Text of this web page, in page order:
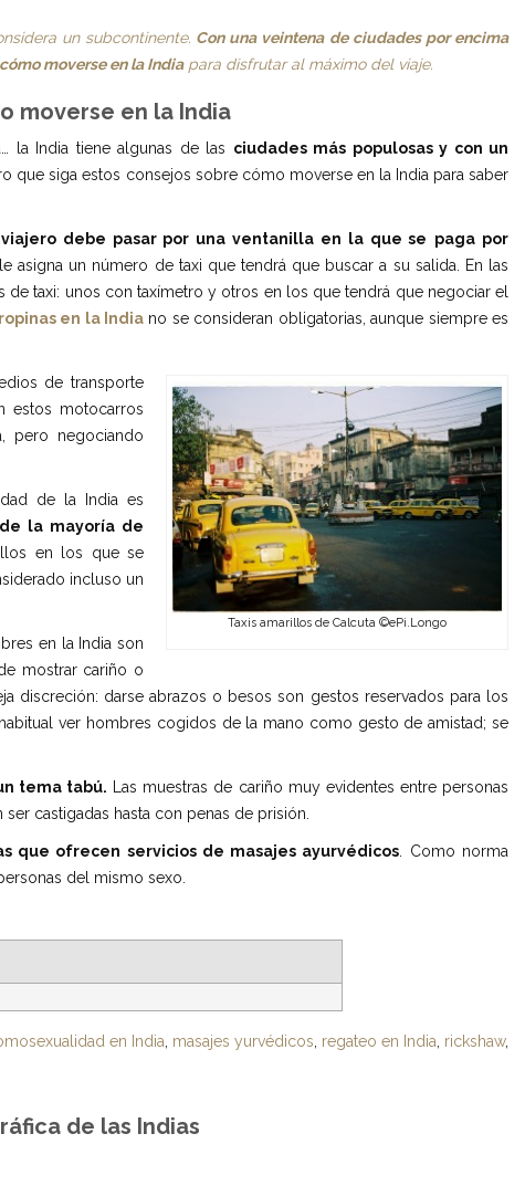
un subcontinente. Con una veintena de ciudades por encima
moverse en la Indiapara disfrutar al máximo del viaje.
moverse en la India
la India tiene algunas de las ciudades más populosas y con un
que siga estos consejos sobre cómo moverse en la India para saber
debe pasar por una ventanilla en la que se paga por
le asigna un número de taxi que tendrá que buscar a su salida. En las
de taxi: unos con taxímetro y otros en los que tendrá que negociar el
en la India no se consideran obligatorias, aunque siempre es
Taxis amarillos de Calcuta ©ePi.Longo
de transporte
estos motocarros
pero negociando
de la India es
la mayoría de
en los que se
incluso un
en la India son
mostrar cariño o
discreción: darse abrazos o besos son gestos reservados para los
ver hombres cogidos de la mano como gesto de amistad; se
tema tabú. Las muestras de cariño muy evidentes entre personas
castigadas hasta con penas de prisión.
que ofrecen servicios de masajes ayurvédicos . Como norma
del mismo sexo.
en India masajes yurvédicos regateo en India rickshaw,
de las Indias